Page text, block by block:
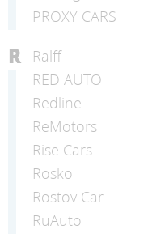
PROXY CARS
R
Ralff
RED AUTO
Redline
ReMotors
Rise Cars
Rosko
Rostov Car
RuAuto